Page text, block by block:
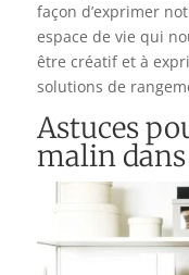
façon d’exprimer
espace de vie qui
être créatif et à
solutions de
Astuces
malin